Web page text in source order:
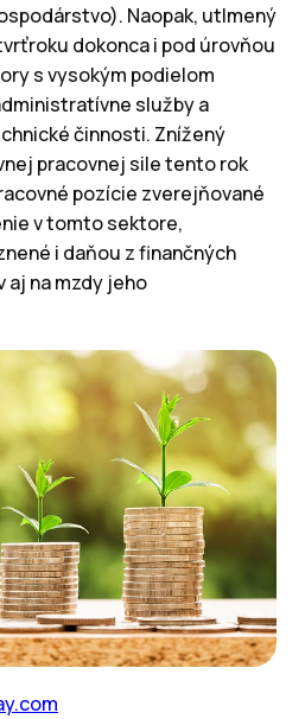
Naopak, utlmený
dokonca i pod úrovňou
s vysokým podielom
služby a
činnosti. Znížený
pracovnej sile tento rok
pozície zverejňované
v tomto sektore,
i daňou z finančných
aj na mzdy jeho